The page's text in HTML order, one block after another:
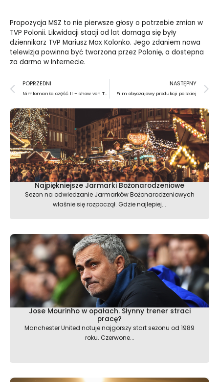
Propozycja MSZ to nie pierwsze głosy o potrzebie zmian w
TVP Polonii. Likwidacji stacji od lat domaga się były
dziennikarz TVP Mariusz Max Kolonko. Jego zdaniem nowa
telewizja powinna być tworzona przez Polonię, a dostepna
za darmo w Internecie.
Prev
POPRZEDNI
Nimfomanka część II – show von Triera bez aplauzu
NASTĘPNY
Film obyczajowy produkcji polskiej
Najpiękniejsze Jarmarki Bożonarodzeniowe
Sezon na odwiedzanie Jarmarków Bożonarodzeniowych
właśnie się rozpoczął. Gdzie najlepiej...
Jose Mourinho w opałach. Słynny trener straci
pracę?
Manchester United notuje najgorszy start sezonu od 1989
roku. Czerwone...